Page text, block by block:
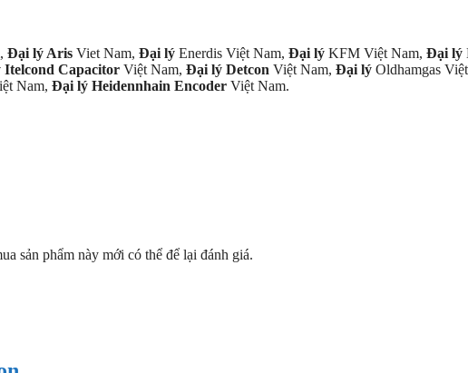
Đại lý Aris Viet Nam, Đại lý Enerdis Việt Nam, Đại lý KFM Việt Nam, Đại lý
Itelcond Capacitor Việt Nam, Đại lý Detcon Việt Nam, Đại lý Oldhamgas
Nam, Đại lý Heidennhain Encoder Việt Nam.
sản phẩm này mới có thể để lại đánh giá.